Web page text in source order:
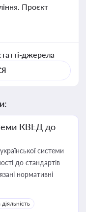
Проєкт
джерела
КВЕД до
системи
до стандартів
нормативні